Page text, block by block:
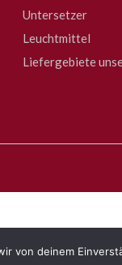
Untersetzer
Leuchtmittel
Liefergebiete
von deinem